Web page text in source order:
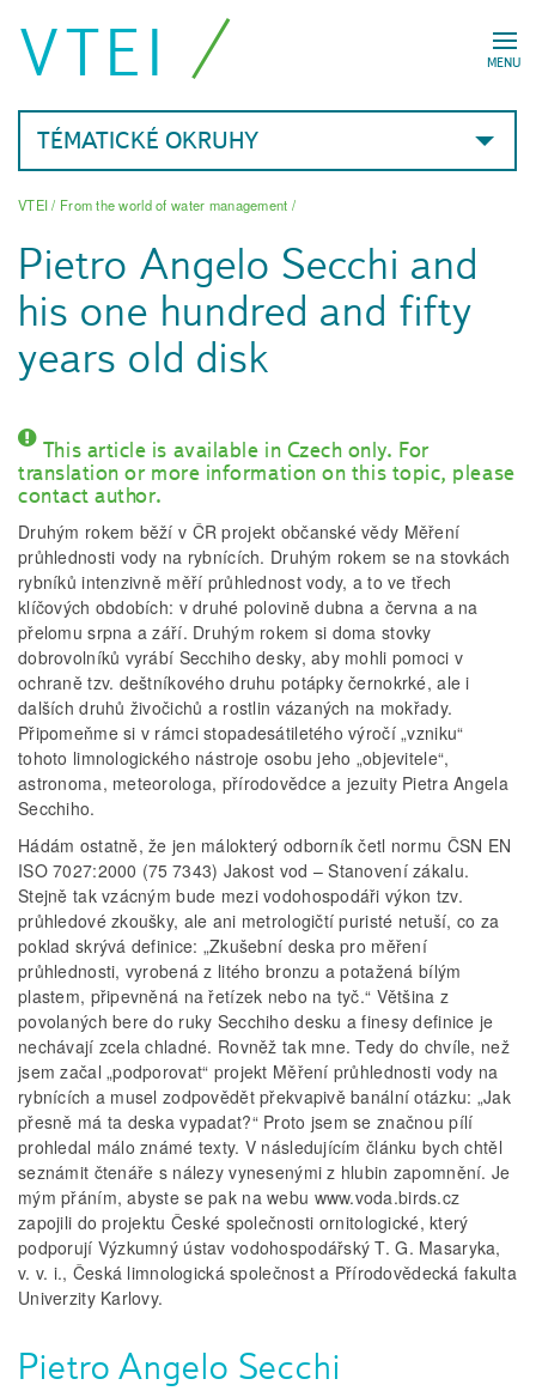
MENU
VTEI
TÉMATICKÉ OKRUHY
VTEI/ From the world of water management /
Pietro Angelo Secchi and
his one hundred and fifty
years old disk
This article is available in Czech only. For
translation or more information on this topic, please
contact author.
Druhým rokem běží v ČR projekt občanské vědy Měření
průhlednosti vody na rybnících. Druhým rokem se na stovkách
rybníků intenzivně měří průhlednost vody, a to ve třech
klíčových obdobích: v druhé polovině dubna a června a na
přelomu srpna a září. Druhým rokem si doma stovky
dobrovolníků vyrábí Secchiho desky, aby mohli pomoci v
ochraně tzv. deštníkového druhu potápky černokrké, ale i
dalších druhů živočichů a rostlin vázaných na mokřady.
Připomeňme si v rámci stopadesátiletého výročí „vzniku“
tohoto limnologického nástroje osobu jeho „objevitele“,
astronoma, meteorologa, přírodovědce a jezuity Pietra Angela
Secchiho.
Hádám ostatně, že jen málokterý odborník četl normu ČSN EN
ISO 7027:2000 (75 7343) Jakost vod – Stanovení zákalu.
Stejně tak vzácným bude mezi vodohospodáři výkon tzv.
průhledové zkoušky, ale ani metrologičtí puristé netuší, co za
poklad skrývá definice: „Zkušební deska pro měření
průhlednosti, vyrobená z litého bronzu a potažená bílým
plastem, připevněná na řetízek nebo na tyč.“ Většina z
povolaných bere do ruky Secchiho desku a finesy definice je
nechávají zcela chladné. Rovněž tak mne. Tedy do chvíle, než
jsem začal „podporovat“ projekt Měření průhlednosti vody na
rybnících a musel zodpovědět překvapivě banální otázku: „Jak
přesně má ta deska vypadat?“ Proto jsem se značnou pílí
prohledal málo známé texty. V následujícím článku bych chtěl
seznámit čtenáře s nálezy vynesenými z hlubin zapomnění. Je
mým přáním, abyste se pak na webu www.voda.birds.cz
zapojili do projektu České společnosti ornitologické, který
podporují Výzkumný ústav vodohospodářský T. G. Masaryka,
v. v. i., Česká limnologická společnost a Přírodovědecká fakulta
Univerzity Karlovy.
Pietro Angelo Secchi